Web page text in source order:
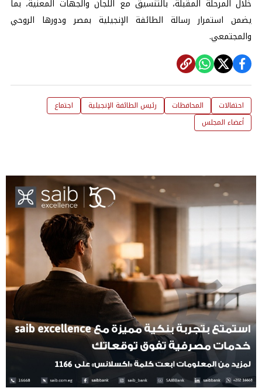
خلال المرحلة المقبلة، بالتنسيق مع اللجان والجهات المعنية، بما
يضمن استمرار رسالة الطائفة الإنجيلية بمصر ودورها الروحي
والمجتمعي.
احتفالات المحافظات رئيس الطائفة الإنجيلية
اجتماع
أعضاء المجلس